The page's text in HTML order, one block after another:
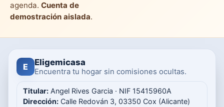
agenda. Cuenta de
demostración aislada.
E Eligemicasa
Encuentra tu hogar sin comisiones ocultas.
Titular: Angel Rives Garcia · NIF 15415960A
Dirección: Calle Redován 3, 03350 Cox (Alicante)